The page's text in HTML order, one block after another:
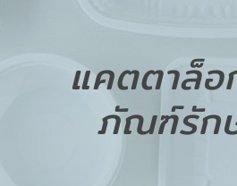
แคตตาล็อ
ภัณฑ์รัก